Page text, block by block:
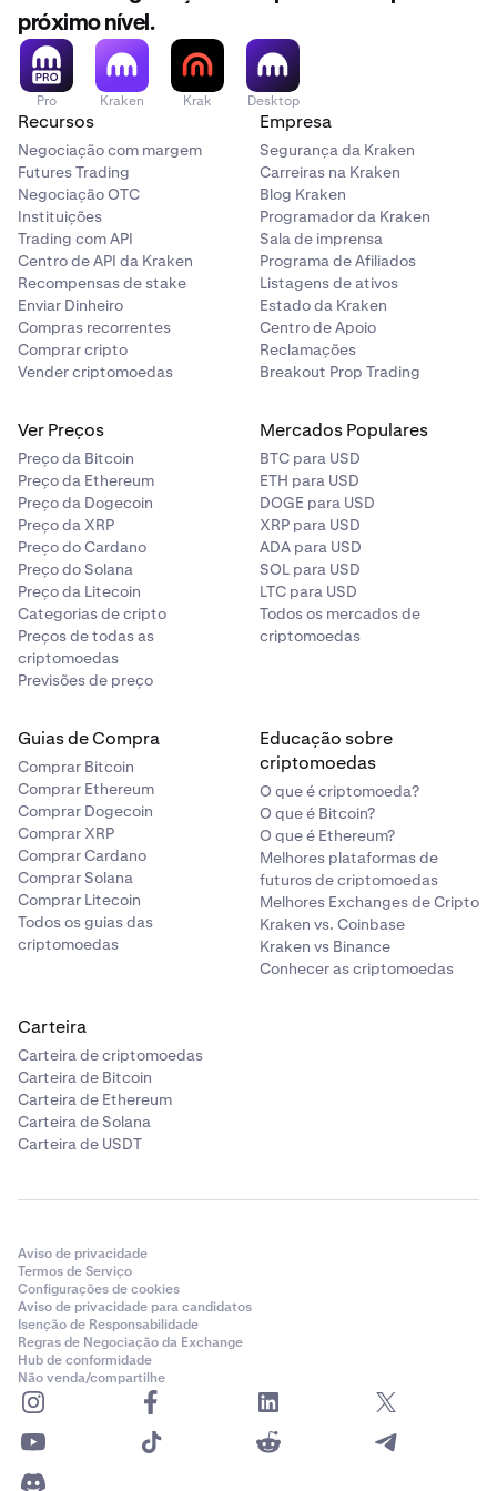
obrigada a devolver seus fundos, mas o fará apenas até
o valor máximo de compensação (£85.000 por pessoa
elegível, por empresa). Se uma EMI (como a PSL) falhar,
suas reivindicações serão geralmente pagas a partir dos
fundos salvaguardados até o saldo total de sua carteira
eletrônica. Você deve estar ciente de que, se isso
acontecesse, e como a proteção FSCS não se aplicaria:
•
apenas o saldo mantido na carteira eletrônica é
salvaguardado e nenhum outro saldo no
ecossistema Kraken (por exemplo, seu saldo de
cripto) é protegido;
•
poderia levar mais tempo para que os fundos
fossem devolvidos a você do que se a proteção
•
embora o valor do seu dinheiro que você deveria
receber de volta não seja limitado a £85.000 (como
seria se a proteção FSCS se aplicasse), alguns
custos poderiam ser deduzidos por nosso
administrador ou liquidatário e você pode não
receber todo o seu dinheiro de volta.
Você também pode querer considerar as informações
que a FCA publicou em seu própriosite.
próximo nível.
Pro Kraken Krak Desktop
Recursos
Negociação com margem
Futures Trading
Negociação OTC
Instituições
Trading com API
Centro de API da Kraken
Recompensas de stake
Enviar Dinheiro
Compras recorrentes
Comprar cripto
Vender criptomoedas
Empresa
Segurança da Kraken
Carreiras na Kraken
Blog Kraken
Programador da Kraken
Sala de imprensa
Programa de Afiliados
Listagens de ativos
Estado da Kraken
Centro de Apoio
Reclamações
Breakout Prop Trading
Ver Preços
Preço da Bitcoin
Preço da Ethereum
Preço da Dogecoin
Preço da XRP
Preço do Cardano
Preço do Solana
Preço da Litecoin
Categorias de cripto
Preços de todas as
criptomoedas
Previsões de preço
Mercados Populares
BTC para USD
ETH para USD
DOGE para USD
XRP para USD
ADA para USD
SOL para USD
LTC para USD
Todos os mercados de
criptomoedas
Guias de Compra
Comprar Bitcoin
Comprar Ethereum
Comprar Dogecoin
Comprar XRP
Comprar Cardano
Comprar Solana
Comprar Litecoin
Todos os guias das
criptomoedas
Educação sobre
criptomoedas
O que é criptomoeda?
O que é Bitcoin?
O que é Ethereum?
Melhores plataformas de
futuros de criptomoedas
Melhores Exchanges de Cripto
Kraken vs. Coinbase
Kraken vs Binance
Conhecer as criptomoedas
Carteira
Carteira de criptomoedas
Carteira de Bitcoin
Carteira de Ethereum
Carteira de Solana
Carteira de USDT
Aviso de privacidade
Termos de Serviço
Configurações de cookies
Aviso de privacidade para candidatos
Isenção de Responsabilidade
Regras de Negociação da Exchange
Hub de conformidade
Não venda/compartilhe